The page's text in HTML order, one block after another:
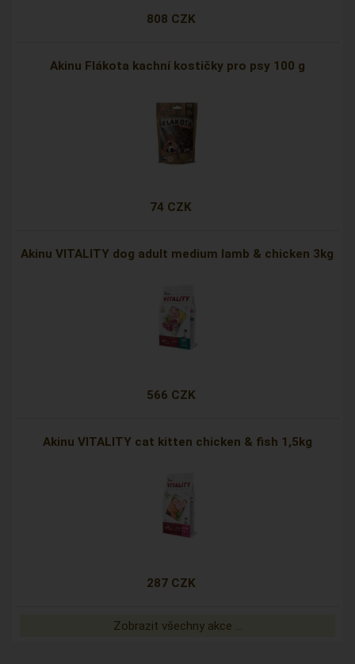
808 CZK
Akinu Flákota kachní kostičky pro psy 100 g
74 CZK
Akinu VITALITY dog adult medium lamb & chicken 3kg
566 CZK
Akinu VITALITY cat kitten chicken & fish 1,5kg
287 CZK
Zobrazit všechny akce ...